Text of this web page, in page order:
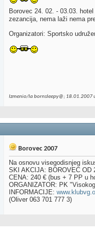
Borovec 24. 02. - 03.03.
zezancija, nema laži nema
Organizatori: Sportsko
Izmenio/la bornsleepy@; 18.01.2007
Borovec 2007
Na osnovu visegodisnjeg
SKI AKCIJA: BOROVEC OD
CENA: 240 € (bus + 7 PP u
ORGANIZATOR: PK
INFORMACIJE:
(Oliver 063 701 777 3)